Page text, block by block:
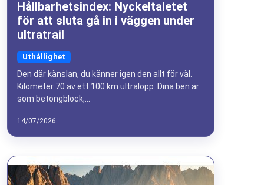
Hållbarhetsindex: Nyckeltaletet
för att sluta gå in i väggen under
ultratrail
Uthållighet
Den där känslan, du känner igen den allt för väl.
Kilometer 70 av ett 100 km ultralopp. Dina ben är
som betongblock,...
14/07/2026